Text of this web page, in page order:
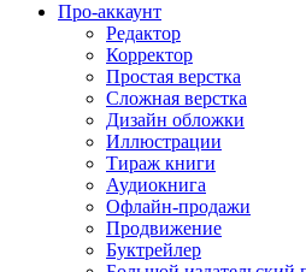
Про-аккаунт
Редактор
Корректор
Простая верстка
Сложная верстка
Дизайн обложки
Иллюстрации
Тираж книги
Аудиокнига
Офлайн-продажи
Продвижение
Буктрейлер